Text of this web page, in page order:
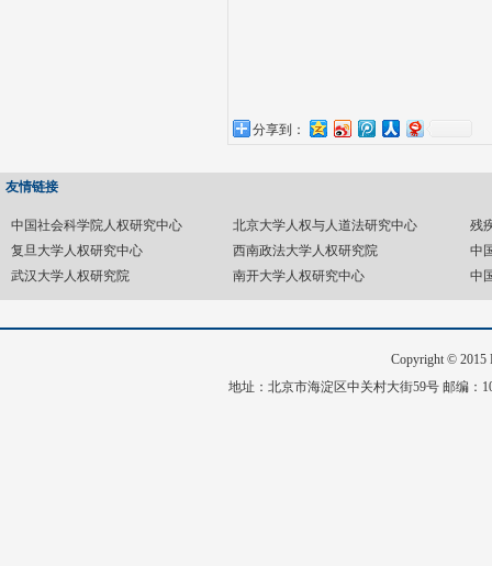
分享到：
友情链接
中国社会科学院人权研究中心 北京大学人权与人道法研究中心
残
复旦大学人权研究中心
西南政法大学人权研究院
中
武汉大学人权研究院
南开大学人权研究中心 中
Copyright © 2015
地址：北京市海淀区中关村大街59号 邮编：